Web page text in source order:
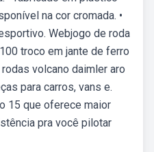
na cor cromada. •
Webjogo de roda
troco em jante de ferro
volcano daimler aro
para carros, vans e.
15 que oferece maior
pra você pilotar